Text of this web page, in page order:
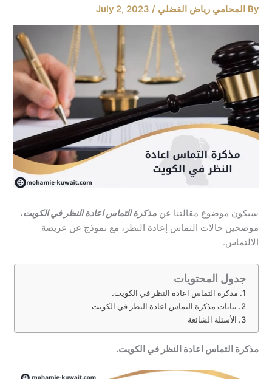
By المحامي رياض الفضلي /
July 2, 2023
سيكون موضوع مقالتنا عنمذكرة التماس اعادة النظر في الكويت،
موضحين حالات التماس إعادة النظر، مع نموذج عن عريضة
الالتماس.
جدول المحتويات
مذكرة التماس اعادة النظر في الكويت.
بيانات مذكرة التماس اعادة النظر في الكويت
الأسئلة الشائعة
مذكرة التماس اعادة النظر في الكويت.